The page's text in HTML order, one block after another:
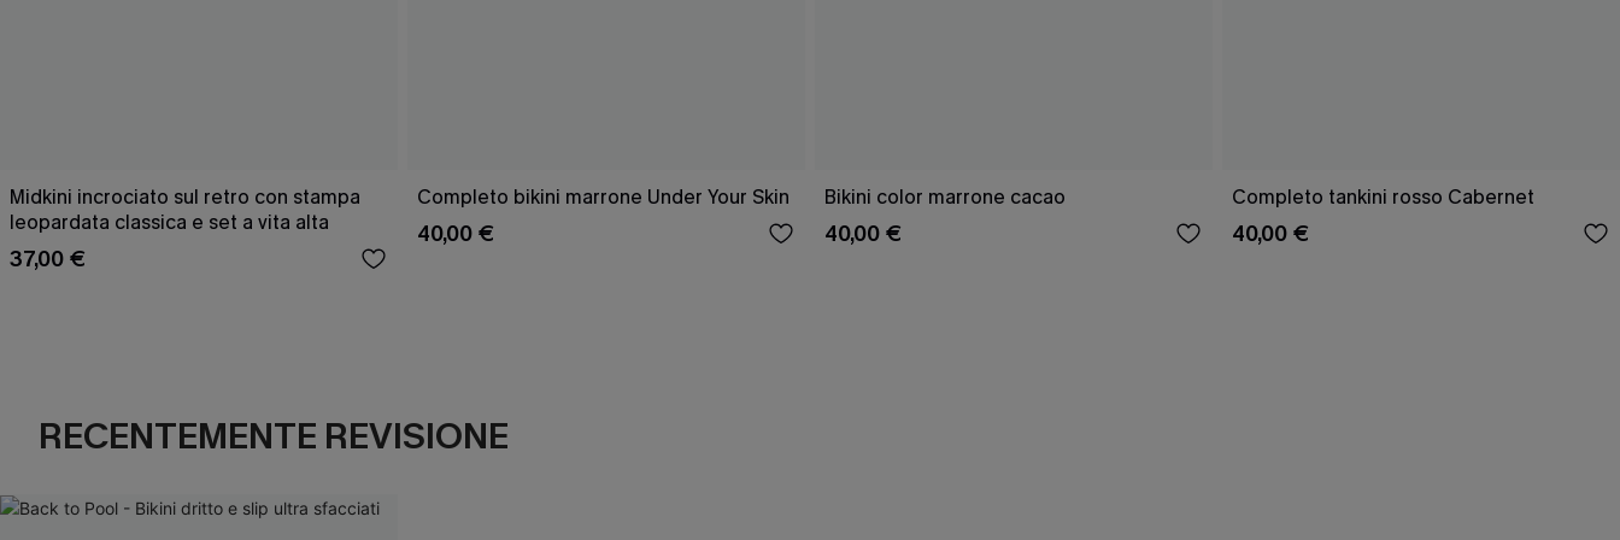
Midkini incrociato sul retro con stampa
leopardata classica e set a vita alta
37,00 €
Completo bikini marrone Under Your Skin
40,00 €
Bikini color marrone cacao
40,00 €
Completo tankini rosso Cabernet
40,00 €
RECENTEMENTE REVISIONE